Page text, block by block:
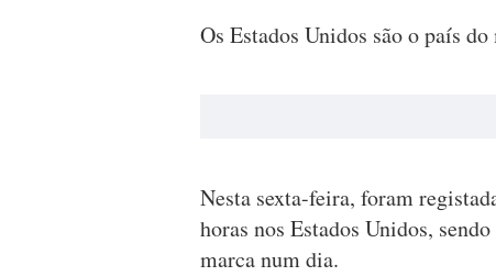
Os Estados Unidos são o país
Nesta sexta-feira, foram
horas nos Estados Unidos,
marca num dia.